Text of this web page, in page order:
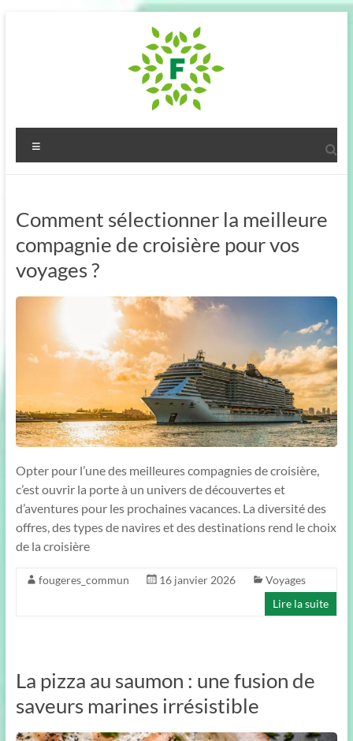
Fougeres
Communaute
notre
blog
!
Comment sélectionner la meilleure
compagnie de croisière pour vos
voyages ?
Opter pour l’une des meilleures compagnies de croisière,
c’est ouvrir la porte à un univers de découvertes et
d’aventures pour les prochaines vacances. La diversité des
offres, des types de navires et des destinations rend le choix
de la croisière
fougeres_commun 16 janvier 2026
Voyages
Lire la suite
La pizza au saumon : une fusion de
saveurs marines irrésistible